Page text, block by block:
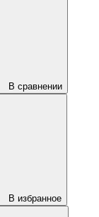
В сравнении
В избранное